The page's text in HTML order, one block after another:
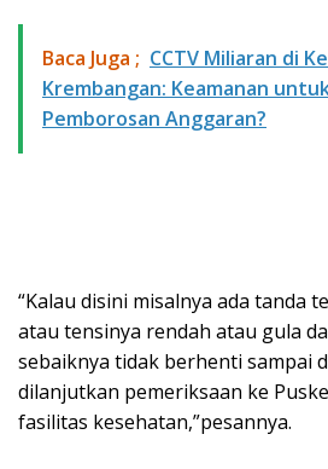
Baca Juga ; ​CCTV Miliaran di
Krembangan: Keamanan
Pemborosan Anggaran?
“Kalau disini misalnya ada tanda
atau tensinya rendah atau gula
sebaiknya tidak berhenti sampai
dilanjutkan pemeriksaan ke
fasilitas kesehatan,”pesannya.